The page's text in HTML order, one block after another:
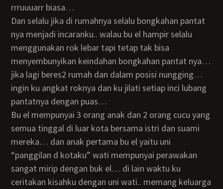
rrruuuarr biasa…
dan selalu jika di rumahnya selalu bongkahan pantat
nya menjadi incaranku.. walau bu el hampir selalu
menggunakan rok lebar tapi tetap tak bisa
menyembunyikan keindahan bongkahan pantat nya…
jika lagi beres2 rumah dan dalam posisi nungging…
ingin ku angkat roknya dan ku jilati setiap inci lubang
pantatnya dengan puas…
bu el mempunyai 3 orang anak dan 2 orang cucu yang
semua tinggal di luar kota bersama istri dan suami
mereka… dan anak pertama bu el yaitu uni
“panggilan d kotaku” wati mempunyai perawakan
sangat mirip dengan buk el… di lain waktu ku
ceritakan kisahku dengan uni wati.. memang keluarga